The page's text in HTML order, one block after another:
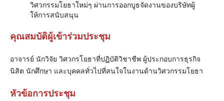
วิศวกรรมโยธาใหม่ๆ ผ่านการออกบูธจัดงานของบริษัทผู้
ให้การสนับสนุน
คุณสมบัติผู้เข้าร่วมประชุม
อาจารย์ นักวิจัย วิศวกรโยธาที่ปฏิบัติวิชาชีพ ผู้ประกอบการธุรกิจ
นิสิต นักศึกษา และบุคคลทั่วไปที่สนใจในงานด้านวิศวกรรมโยธา
หัวข้อการประชุม